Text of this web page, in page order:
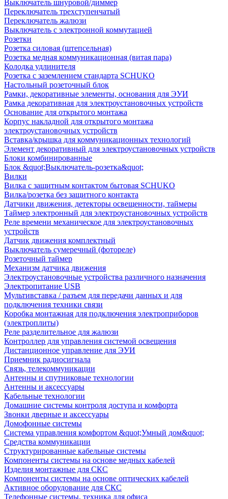
Выключатель шнуровой/диммер
Переключатель трехступенчатый
Переключатель жалюзи
Выключатель с электронной коммутацией
Розетки
Розетка силовая (штепсельная)
Розетка медная коммуникационная (витая пара)
Колодка удлинителя
Розетка с заземлением стандарта SCHUKO
Настольный розеточный блок
Рамки, декоративные элементы, основания для ЭУИ
Рамка декоративная для электроустановочных устройств
Основание для открытого монтажа
Корпус накладной для открытого монтажа
электроустановочных устройств
Вставка/крышка для коммуникационных технологий
Элемент декоративный для электроустановочных устройств
Блоки комбинированные
Блок &quot;Выключатель-розетка&quot;
Вилки
Вилка с защитным контактом бытовая SCHUKO
Вилка/розетка без защитного контакта
Датчики движения, детекторы освещенности, таймеры
Таймер электронный для электроустановочных устройств
Реле времени механическое для электроустановочных
устройств
Датчик движения комплектный
Выключатель сумеречный (фотореле)
Розеточный таймер
Механизм датчика движения
Электроустановочные устройства различного назначения
Электропитание USB
Мультивставка / разъем для передачи данных и для
подключения техники связи
Коробка монтажная для подключения электроприборов
(электроплиты)
Реле разделительное для жалюзи
Контроллер для управления системой освещения
Дистанционное управление для ЭУИ
Приемник радиосигнала
Связь, телекоммуникации
Антенны и спутниковые технологии
Антенны и аксессуары
Кабельные технологии
Домашние системы контроля доступа и комфорта
Звонки дверные и аксессуары
Домофонные системы
Система управления комфортом &quot;Умный дом&quot;
Средства коммуникации
Структурированные кабельные системы
Компоненты системы на основе медных кабелей
Изделия монтажные для СКС
Компоненты системы на основе оптических кабелей
Активное оборудование для СКС
Телефонные системы, техника для офиса